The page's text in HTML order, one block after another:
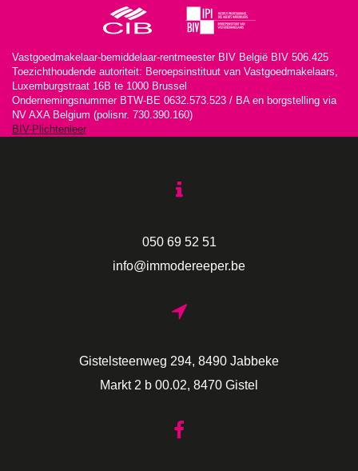
Vastgoedmakelaar-bemiddelaar-rentmeester BIV België BIV 506.425
Toezichthoudende autoriteit: Beroepsinstituut van Vastgoedmakelaars,
Luxemburgstraat 16B te 1000 Brussel
Ondernemingsnummer BTW-BE 0632.573.523 / BA en borgstelling via
NV AXA Belgium (polisnr. 730.390.160)
BIV-Plichtenleer
050 69 52 51
info@immodereeper.be
Gistelsteenweg 294, 8490 Jabbeke
Markt 2 b 00.02, 8470 Gistel